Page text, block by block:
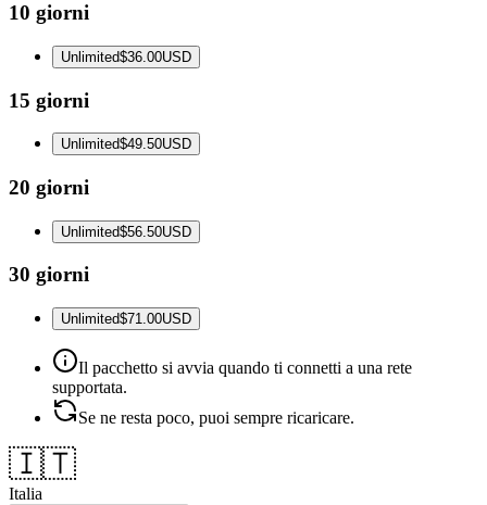
10 giorni
Unlimited$36.00USD
15 giorni
Unlimited$49.50USD
20 giorni
Unlimited$56.50USD
30 giorni
Unlimited$71.00USD
Il pacchetto si avvia quando ti connetti a una rete
supportata.
Se ne resta poco, puoi sempre ricaricare.
🇮🇹
Italia